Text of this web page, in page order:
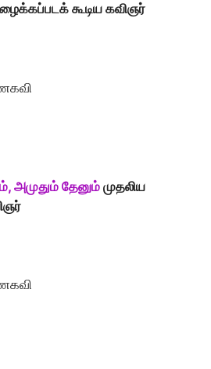
கூடிய கவிஞர்
அமுதும் தேனும் முதலிய